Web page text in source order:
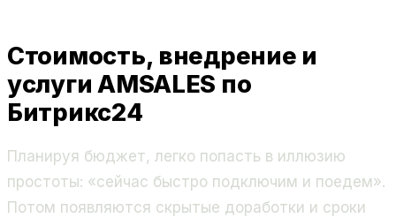
Стоимость, внедрение и
услуги AMSALES по
Битрикс24
Планируя бюджет, легко попасть в иллюзию
простоты: «сейчас быстро подключим и поедем».
Потом появляются скрытые доработки и сроки